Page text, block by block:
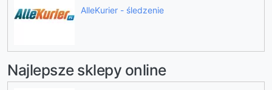
AlleKurier - śledzenie
Najlepsze sklepy online